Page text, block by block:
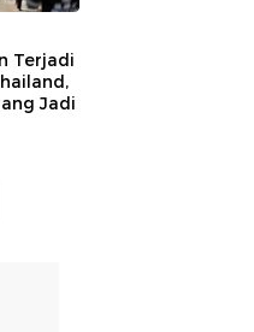
Terjadi
Jadi